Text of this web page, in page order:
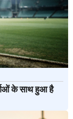
के साथ हुआ है